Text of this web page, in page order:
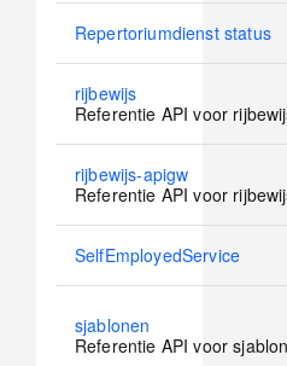
No
Repertoriumdienst status
No
new
rijbewijs
Referentie API voor
No
new
rijbewijs-apigw
Referentie API voor
No
SelfEmployedService
No
new
sjablonen
Referentie API voor